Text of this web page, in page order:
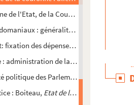
de l'Etat, de la Couronne, apanage,
: généralités, contrôle des
fixation des dépenses publiques, du Roi,
: administration de la Justice ;
politique des Parlements et cours
: Boiteau, Etat de la France en 1789